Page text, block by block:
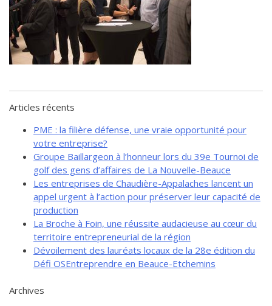
de solidarité
Futurpreneur
Toile entrepreneuriale Nouvelle-
Beauce
Articles récents
PME : la filière défense, une vraie opportunité pour
votre entreprise?
Groupe Baillargeon à l’honneur lors du 39e Tournoi de
golf des gens d’affaires de La Nouvelle-Beauce
Les entreprises de Chaudière-Appalaches lancent un
appel urgent à l’action pour préserver leur capacité de
production
La Broche à Foin, une réussite audacieuse au cœur du
territoire entrepreneurial de la région
Dévoilement des lauréats locaux de la 28e édition du
Défi OSEntreprendre en Beauce-Etchemins
Archives